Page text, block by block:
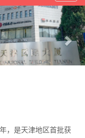
，是天津地区首批获